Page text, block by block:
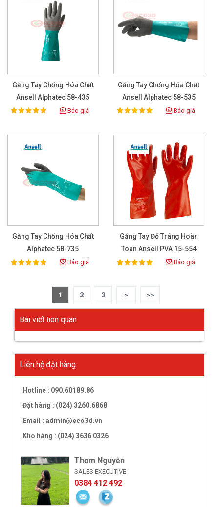
Găng Tay Chống Hóa Chất
Ansell Alphatec 58-435
Rating:
100% Báo giá
Găng Tay Chống Hóa Chất
Ansell Alphatec 58-535
Rating:
100% Báo giá
Găng Tay Chống Hóa Chất
Alphatec 58-735
Rating:
100% Báo giá
Găng Tay Đỏ Tráng Hoàn
Toàn Ansell PVA 15-554
Rating:
100% Báo giá
1 2 3 > >>
Bài viết liên quan
Liên hệ đặt hàng
Hotline : 090.60189.86
Đặt hàng : (024) 3260.6868
Email : admin@eco3d.vn
Kho hàng : (024) 3636 0326
Thơm Nguyễn
SALES EXECUTIVE
0384 412 492